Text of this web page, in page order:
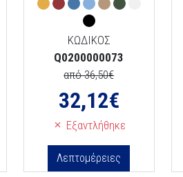
ΚΩΔΙΚΟΣ
Q0200000073
από 36,50€
32,12€
Εξαντλήθηκε
Λεπτομέρειες